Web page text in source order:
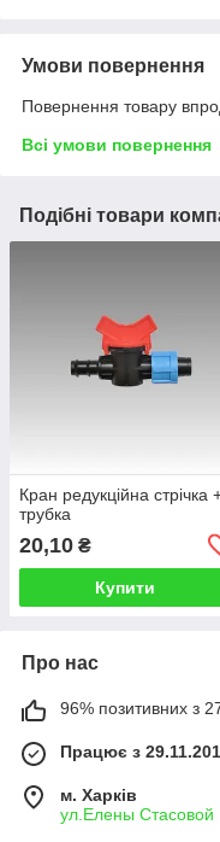
Умови повернення
Повернення товару
Всі умови повернення
Подібні товари
Кран редукційна стрічка
трубка
20,10 ₴
Купити
Про нас
96% позитивних з
Працює з
м. Харків
ул.Елены Стасовой